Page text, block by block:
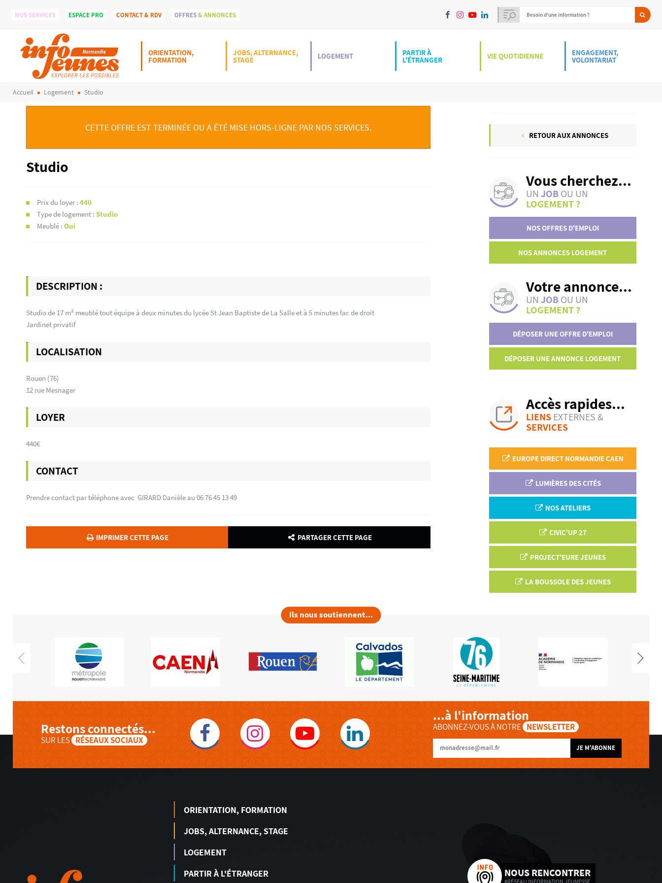
NOS SERVICES ESPACE PRO CONTACT & RDV OFFRES& ANNONCES
ORIENTATION,
FORMATION
JOBS, ALTERNANCE,
STAGE LOGEMENT PARTIR À
L'ÉTRANGER VIE QUOTIDIENNE ENGAGEMENT,
VOLONTARIAT
Accueil Logement Studio
RETOUR AUX ANNONCES
Vous cherchez...
UN JOBOU UN
LOGEMENT ?
NOS OFFRES D'EMPLOI
NOS ANNONCES LOGEMENT
Votre annonce...
UN JOBOU UN
LOGEMENT ?
DÉPOSER UNE OFFRE D'EMPLOI
DÉPOSER UNE ANNONCE LOGEMENT
Accès rapides...
LIENS EXTERNES &
SERVICES
EUROPE DIRECT NORMANDIE CAEN
LUMIÈRES DES CITÉS
NOS ATELIERS
CIVIC'UP 27
PROJECT'EURE JEUNES
LA BOUSSOLE DES JEUNES
CETTE OFFRE EST TERMINÉE OU A ÉTÉ MISE HORS-LIGNE PAR NOS SERVICES.
Studio
Prix du loyer : 440
Type de logement : Studio
Meublé : Oui
DESCRIPTION :
Studio de 17 m² meublé tout équipe à deux minutes du lycée St Jean Baptiste de La Salle et à 5 minutes fac de droit
Jardinet privatif
LOCALISATION
Rouen (76)
12 rue Mesnager
LOYER
440€
CONTACT
Prendre contact par téléphone avec GIRARD Danièle au 06 76 45 13 49
IMPRIMER CETTE PAGE PARTAGER CETTE PAGE
Ils nous soutiennent...
Restons connectés...
SUR LES RÉSEAUX SOCIAUX
...à l'information
ABONNEZ-VOUS À NOTRE NEWSLETTER
JE M'ABONNE
ORIENTATION, FORMATION
JOBS, ALTERNANCE, STAGE
LOGEMENT
PARTIR À L'ÉTRANGER
NOUS RENCONTRER
#RÉSEAU INFORMATION JEUNESSE